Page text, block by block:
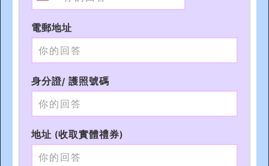
電郵地址
身分證/ 護照號碼
地址 (收取實體禮券)